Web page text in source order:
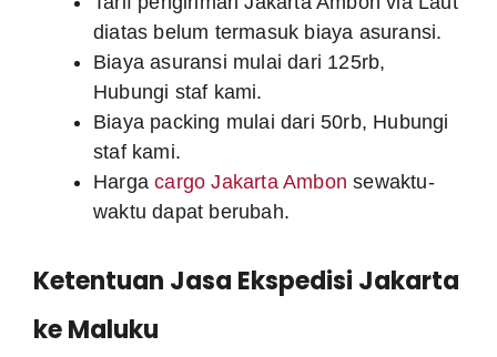
diatas belum termasuk biaya asuransi.
Biaya asuransi mulai dari 125rb,
Hubungi staf kami.
Biaya packing mulai dari 50rb, Hubungi
staf kami.
Hargacargo Jakarta Ambon sewaktu-
waktu dapat berubah.
Ketentuan Jasa Ekspedisi Jakarta
ke Maluku